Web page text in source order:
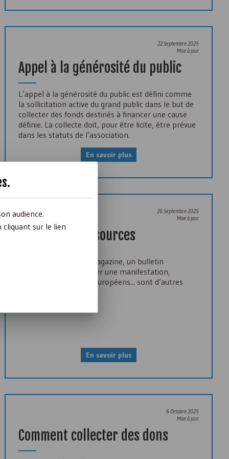
22 Septembre 2025
Mise à jour
Appel à la générosité du public
L’appel à la générosité du public est défini comme
la sollicitation active du grand public dans le but de
collecter des fonds destinés à financer une cause
définie. La collecte doit, pour être licite, être prévue
dans les statuts de l’association.
En savoir plus
26 Septembre 2025
Mise à jour
Les autres ressources
Éditer une revue, un magazine, un bulletin
d’information, organiser une manifestation,
rechercher des fonds européens... sont d’autres
En savoir plus
6 Octobre 2025
Mise à jour
Comment collecter des dons
.
audience.
cliquant sur le lien